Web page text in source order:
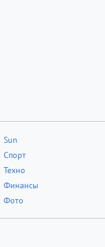
Sun
Спорт
Техно
Финансы
Фото